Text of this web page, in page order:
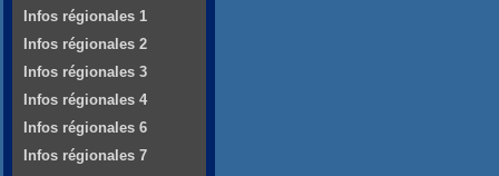
Infos régionales 1
Infos régionales 2
Infos régionales 3
Infos régionales 4
Infos régionales 6
Infos régionales 7